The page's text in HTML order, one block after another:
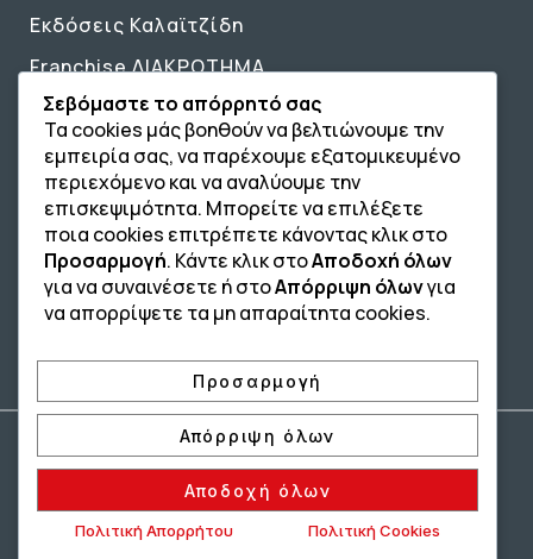
Εκδόσεις Καλαϊτζίδη
Franchise ΔΙΑΚΡΟΤΗΜΑ
Επικοινωνία
Επικοινωνία
210 4134835
210 4133810
info@afterschool.academy
Copyright® 2004 –2026Εκπαιδευτικός Όμιλος ΔΙΑΚΡΟΤΗΜΑ®. Αρ.
Γ.Ε.Μ.Η.: 54967109000.
Developed byOceancube – Hosted by
Πολιτική Ιδιωτικότητας Πολιτική Cookies
Σεβόμαστε το απόρρητό σας
Τα cookies μάς βοηθούν να βελτιώνουμε την
εμπειρία σας, να παρέχουμε εξατομικευμένο
περιεχόμενο και να αναλύουμε την
επισκεψιμότητα. Μπορείτε να επιλέξετε
ποια cookies επιτρέπετε κάνοντας κλικ στο
Προσαρμογή. Κάντε κλικ στοΑποδοχή όλων
για να συναινέσετε ή στοΑπόρριψη όλωνγια
να απορρίψετε τα μη απαραίτητα cookies.
Προσαρμογή
Απόρριψη όλων
Αποδοχή όλων
Πολιτική Απορρήτου Πολιτική Cookies